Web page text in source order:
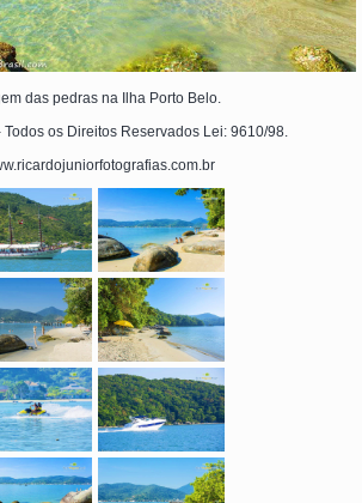
das pedras na Ilha Porto Belo.
Todos os Direitos Reservados Lei: 9610/98.